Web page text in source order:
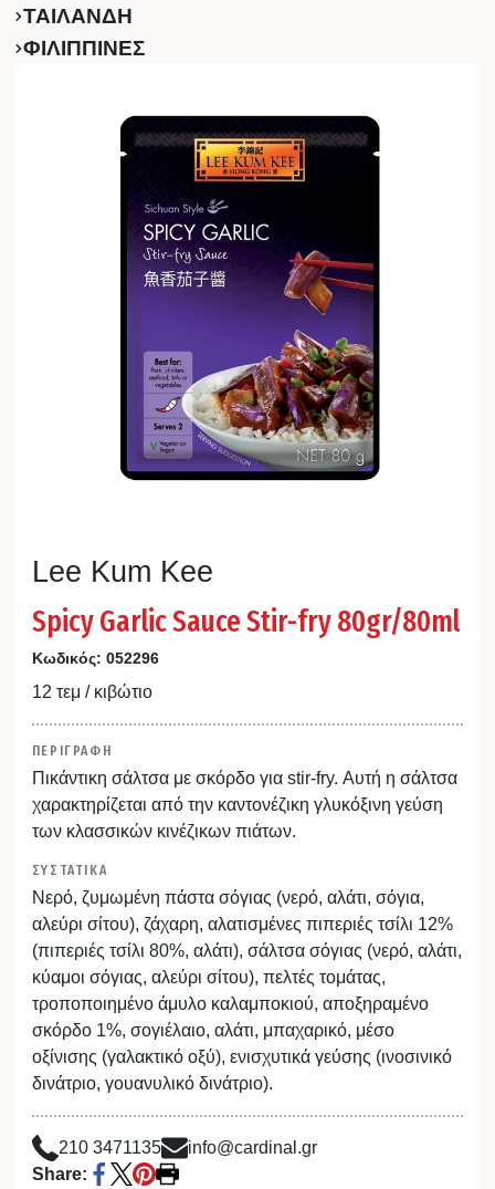
ΤΑΙΛΑΝΔΗ
ΦΙΛΙΠΠΙΝΕΣ
Lee Kum Kee
Spicy Garlic Sauce Stir-fry 80gr/80ml
Κωδικός: 052296
12 τεμ / κιβώτιο
ΠΕΡΙΓΡΑΦΗ
Πικάντικη σάλτσα με σκόρδο για stir-fry. Αυτή η σάλτσα
χαρακτηρίζεται από την καντονέζικη γλυκόξινη γεύση
των κλασσικών κινέζικων πιάτων.
ΣΥΣΤΑΤΙΚΑ
Νερό, ζυμωμένη πάστα σόγιας (νερό, αλάτι, σόγια,
αλεύρι σίτου), ζάχαρη, αλατισμένες πιπεριές τσίλι 12%
(πιπεριές τσίλι 80%, αλάτι), σάλτσα σόγιας (νερό, αλάτι,
κύαμοι σόγιας, αλεύρι σίτου), πελτές τομάτας,
τροποποιημένο άμυλο καλαμποκιού, αποξηραμένο
σκόρδο 1%, σογιέλαιο, αλάτι, μπαχαρικό, μέσο
οξίνισης (γαλακτικό οξύ), ενισχυτικά γεύσης (ινοσινικό
δινάτριο, γουανυλικό δινάτριο).
210 3471135
info@cardinal.gr
Share: